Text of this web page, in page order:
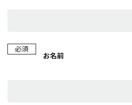
必須
お名前